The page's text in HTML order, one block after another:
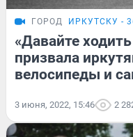
ГОРОД ИРКУТСКУ -
«Давайте
призвала
велосипеды и
3 июня, 2022, 15:46 2